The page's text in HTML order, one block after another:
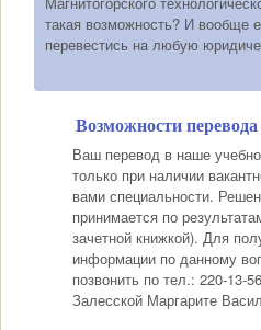
такая возможность? И вообще
перевестись на любую
Возможности перевода
Ваш перевод в наше
только при наличии
вами специальности.
принимается по
зачетной книжкой). Для
информации по данному
позвонить по тел.: 220-13-
Залесской Маргарите